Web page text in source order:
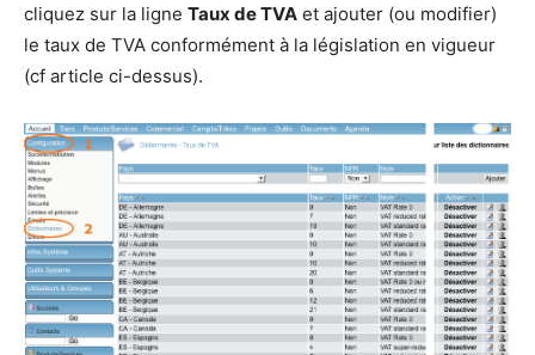
cliquez sur la ligne Taux de TVA et ajouter (ou modifier)
le taux de TVA conformément à la législation en vigueur
(cf article ci-dessus).